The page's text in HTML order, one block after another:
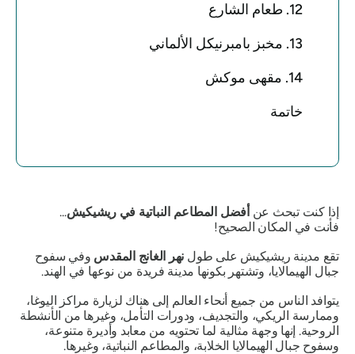
12. طعام الشارع
13. مخبز بامبرنيكل الألماني
14. مقهى موكش
خاتمة
إذا كنت تبحث عنأفضل المطاعم النباتية في ريشيكيش...
فأنت في المكان الصحيح!
تقع مدينة ريشيكيش على طول نهر الغانج المقدسوفي سفوح
جبال الهيمالايا، وتشتهر بكونها مدينة فريدة من نوعها في الهند.
يتوافد الناس من جميع أنحاء العالم إلى هناك لزيارة مراكز اليوغا،
وممارسة الريكي، والتجديف، ودورات التأمل، وغيرها من الأنشطة
الروحية. إنها وجهة مثالية لما تحتويه من معابد وأديرة متنوعة،
وسفوح جبال الهيمالايا الخلابة، والمطاعم النباتية، وغيرها.